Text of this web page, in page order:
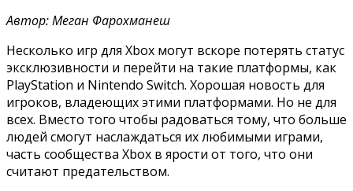
Автор: Меган Фарохманеш
Несколько игр для Xbox могут вскоре потерять статус
эксклюзивности и перейти на такие платформы, как
PlayStation и Nintendo Switch. Хорошая новость для
игроков, владеющих этими платформами. Но не для
всех. Вместо того чтобы радоваться тому, что больше
людей смогут наслаждаться их любимыми играми,
часть сообщества Xbox в ярости от того, что они
считают предательством.